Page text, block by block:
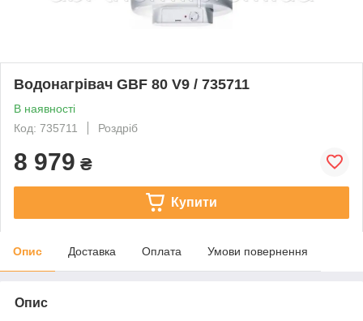
Водонагрівач GBF 80 V9 / 735711
В наявності
Код: 735711
Роздріб
8 979 ₴
Купити
Опис Доставка Оплата Умови повернення
Опис